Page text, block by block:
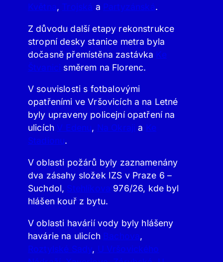
Května, Trojská a Partyzánská.
Z důvodu další etapy rekonstrukce
stropní desky stanice metra byla
dočasně přemístěna zastávka Ke
Štvanici směrem na Florenc.
V souvislosti s fotbalovými
opatřeními ve Vršovicích a na Letné
byly upraveny policejní opatření na
ulicích V Edenu, Na Okraji a Ke
Stadionu.
V oblasti požárů byly zaznamenány
dva zásahy složek IZS v Praze 6 –
Suchdol, Stehlíkova 976/26, kde byl
hlášen kouř z bytu.
V oblasti havárií vody byly hlášeny
havárie na ulicích Bachova,
Roztylské Sady, U Vršovického